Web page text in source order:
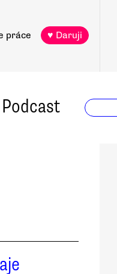
práce ♥ Daruji
Podcast